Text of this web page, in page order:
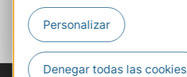
Personalizar
Denegar todas las cookies
A MIS FAVORITOS